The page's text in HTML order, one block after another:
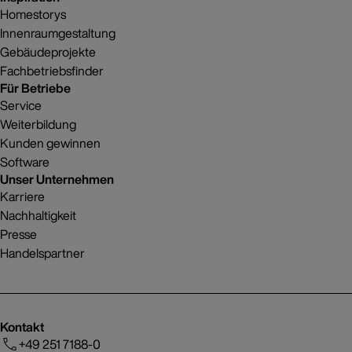
Homestorys
Innenraumgestaltung
Gebäudeprojekte
Fachbetriebsfinder
Für Betriebe
Service
Weiterbildung
Kunden gewinnen
Software
Unser Unternehmen
Karriere
Nachhaltigkeit
Presse
Handelspartner
Kontakt
+49 251 7188-0